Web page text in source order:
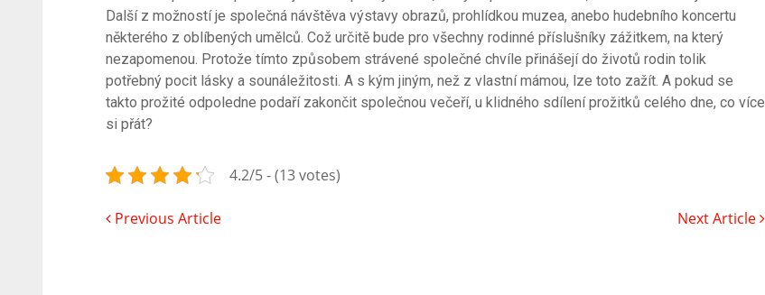
Další z možností je společná návštěva výstavy obrazů, prohlídkou muzea, anebo hudebního koncertu
některého z oblíbených umělců. Což určitě bude pro všechny rodinné příslušníky zážitkem, na který
nezapomenou. Protože tímto způsobem strávené společné chvíle přinášejí do životů rodin tolik
potřebný pocit lásky a sounáležitosti. A s kým jiným, než z vlastní mámou, lze toto zažít. A pokud se
takto prožité odpoledne podaří zakončit společnou večeří, u klidného sdílení prožitků celého dne, co více
si přát?
4.2/5 - (13 votes)
Previous Article Next Article